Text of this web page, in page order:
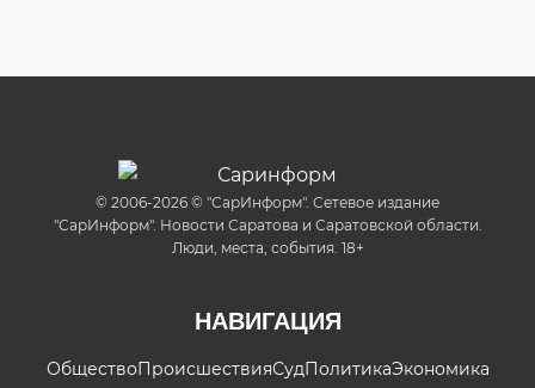
© 2006-2026 © "СарИнформ". Сетевое издание
"СарИнформ". Новости Саратова и Саратовской области.
Люди, места, события. 18+
НАВИГАЦИЯ
ОбществоПроисшествияСудПолитикаЭкономика